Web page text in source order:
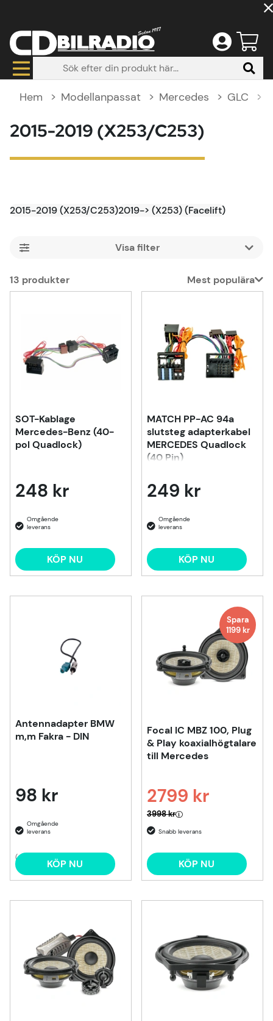
Hem Modellanpassat Mercedes GLC
2015-2019 (X253/C253)
2015-2019 (X253/C253)2019-> (X253) (Facelift)
Filtrera
13 produkter
Mest populära
SOT-Kablage
Mercedes-Benz (40-
pol Quadlock)
248 kr
KÖP NU
MATCH PP-AC 94a
slutsteg adapterkabel
MERCEDES Quadlock
(40 Pin)
249 kr
KÖP NU
Antennadapter BMW
m,m Fakra - DIN
98 kr
(4) KÖP NU
Spara
1199kr
Focal IC MBZ 100, Plug
& Play koaxialhögtalare
till Mercedes
2799 kr
Ordinarie pris:
3998 kr
KÖP NU